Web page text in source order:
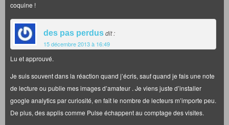
coquine !
des pas perdusdit :
15 décembre 2013 à 16:49
Lu et approuvé.
Je suis souvent dans la réaction quand j’écris, sauf quand je fais une note
de lecture ou publie mes images d’amateur . Je viens juste d’installer
google analytics par curiosité, en fait le nombre de lecteurs m’importe peu.
De plus, des applis comme Pulse échappent au comptage des visites.